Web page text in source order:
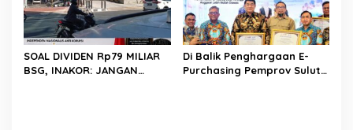
SOAL DIVIDEN Rp79 MILIAR
BSG, INAKOR: JANGAN
Di Balik Penghargaan E-
Purchasing Pemprov Sulut,